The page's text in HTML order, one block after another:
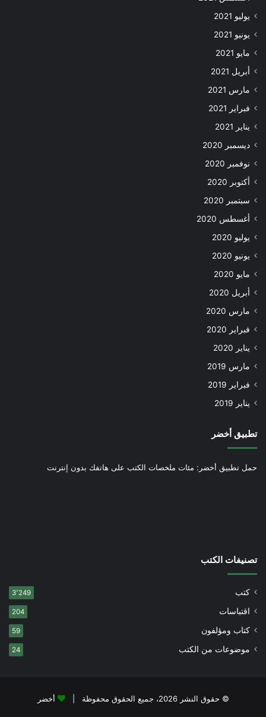
يوليو 2021
يونيو 2021
مايو 2021
أبريل 2021
مارس 2021
فبراير 2021
يناير 2021
ديسمبر 2020
نوفمبر 2020
أكتوبر 2020
سبتمبر 2020
أغسطس 2020
يوليو 2020
يونيو 2020
مايو 2020
أبريل 2020
مارس 2020
فبراير 2020
يناير 2020
مارس 2019
فبراير 2019
يناير 2019
تطبيق أخضر
حمل تطبيق أخضر: مئات ملخصات الكتب على هاتفك بدون إنترنت
تصنيفات الكتب
كتب 3٬249
اقتباسات 204
كتاب ومؤلفون 59
موضوعات من الكتب 24
© حقوق النشر 2026، جميع الحقوق محفوظة | أخضر